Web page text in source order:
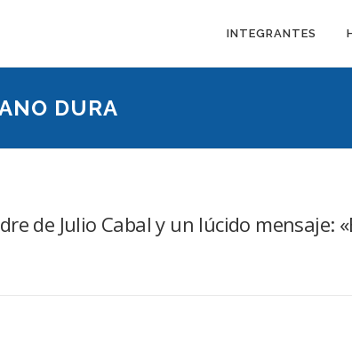
INTEGRANTES
DURA
de Julio Cabal y un lúcido mensaje: